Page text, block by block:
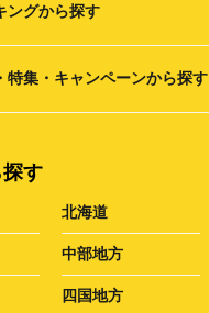
ングから探す
特集・キャンペーンから探す
探す
北海道
中部地方
四国地方